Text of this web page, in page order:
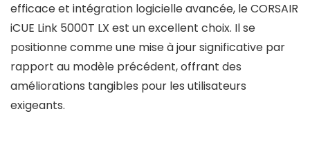
efficace et intégration logicielle avancée, le CORSAIR
iCUE Link 5000T LX est un excellent choix. Il se
positionne comme une mise à jour significative par
rapport au modèle précédent, offrant des
améliorations tangibles pour les utilisateurs
exigeants.